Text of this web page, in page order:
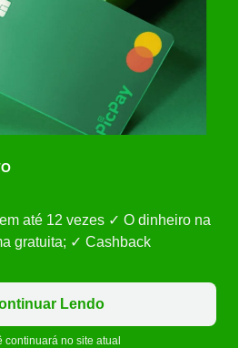
até 12 vezes ✓ O dinheiro na
gratuita; ✓ Cashback
Lendo
continuará no site atual